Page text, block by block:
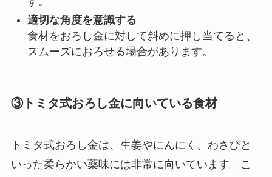
適切な角度を意識する
食材をおろし金に対して斜めに押し当てると、
スムーズにおろせる場合があります。
③トミタ式おろし金に向いている食材
トミタ式おろし金は、生姜やにんにく、わさびと
いった柔らかい薬味には非常に向いています。こ